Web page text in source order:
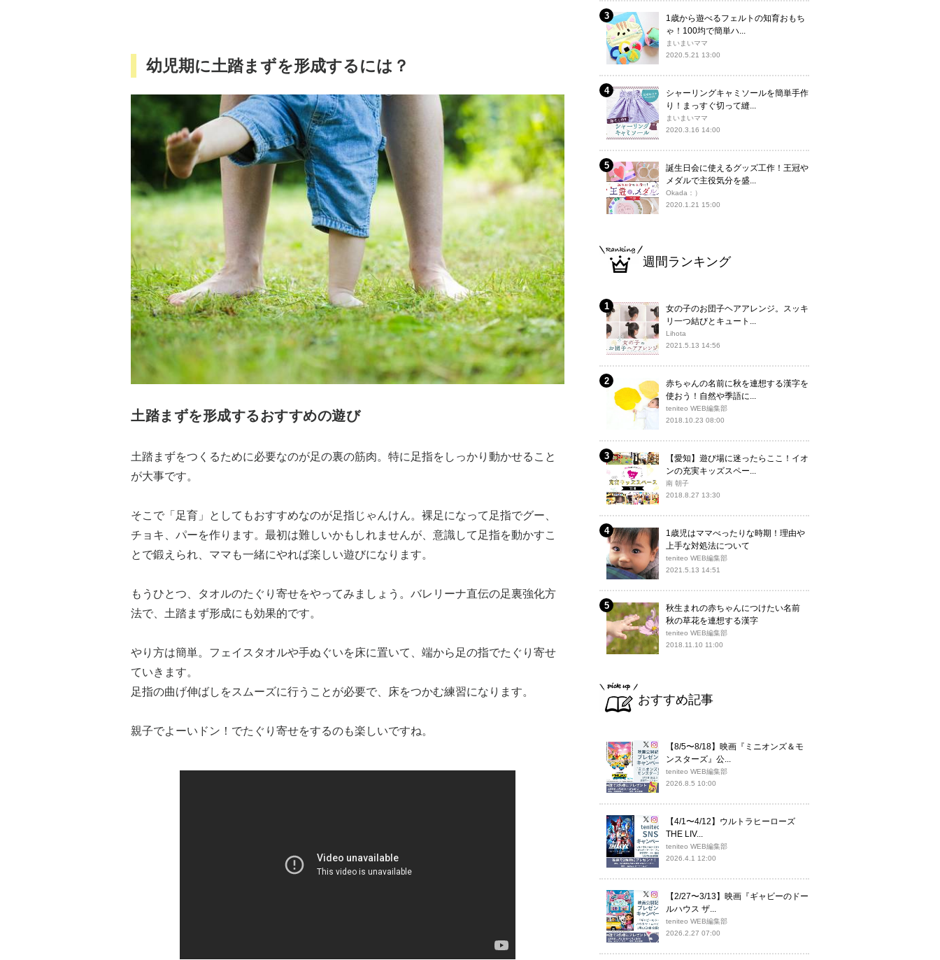
幼児期に土踏まずを形成するには？
土踏まずを形成するおすすめの遊び
土踏まずをつくるために必要なのが足の裏の筋肉。特に足指をしっかり動かせること
が大事です。
そこで「足育」としてもおすすめなのが足指じゃんけん。裸足になって足指でグー、
チョキ、パーを作ります。最初は難しいかもしれませんが、意識して足指を動かすこ
とで鍛えられ、ママも一緒にやれば楽しい遊びになります。
もうひとつ、タオルのたぐり寄せをやってみましょう。バレリーナ直伝の足裏強化方
法で、土踏まず形成にも効果的です。
やり方は簡単。フェイスタオルや手ぬぐいを床に置いて、端から足の指でたぐり寄せ
ていきます。
足指の曲げ伸ばしをスムーズに行うことが必要で、床をつかむ練習になります。
親子でよーいドン！でたぐり寄せをするのも楽しいですね。
1歳から遊べるフェルトの知育おもち
ゃ！100均で簡単ハ...
まいまいママ
2020.5.21 13:00
シャーリングキャミソールを簡単手作
り！まっすぐ切って縫...
まいまいママ
2020.3.16 14:00
誕生日会に使えるグッズ工作！王冠や
メダルで主役気分を盛...
Okada：）
2020.1.21 15:00
週間ランキング
女の子のお団子ヘアアレンジ。スッキ
リ一つ結びとキュート...
Lihota
2021.5.13 14:56
赤ちゃんの名前に秋を連想する漢字を
使おう！自然や季語に...
teniteo WEB編集部
2018.10.23 08:00
【愛知】遊び場に迷ったらここ！イオ
ンの充実キッズスペー...
南 朝子
2018.8.27 13:30
1歳児はママべったりな時期！理由や
上手な対処法について
teniteo WEB編集部
2021.5.13 14:51
秋生まれの赤ちゃんにつけたい名前
秋の草花を連想する漢字
teniteo WEB編集部
2018.11.10 11:00
おすすめ記事
【8/5〜8/18】映画『ミニオンズ＆モ
ンスターズ』公...
teniteo WEB編集部
2026.8.5 10:00
【4/1〜4/12】ウルトラヒーローズ
THE LIV...
teniteo WEB編集部
2026.4.1 12:00
【2/27〜3/13】映画『ギャビーのドー
ルハウス ザ...
teniteo WEB編集部
2026.2.27 07:00